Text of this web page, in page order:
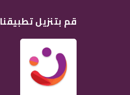
قم بتنزيل تطبيقنا